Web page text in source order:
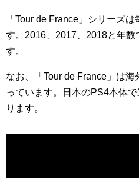
「Tour de France」シリーズ
す。2016、2017、2018と年数
す。
なお、「Tour de France」は
っています。日本のPS4本体
ります。